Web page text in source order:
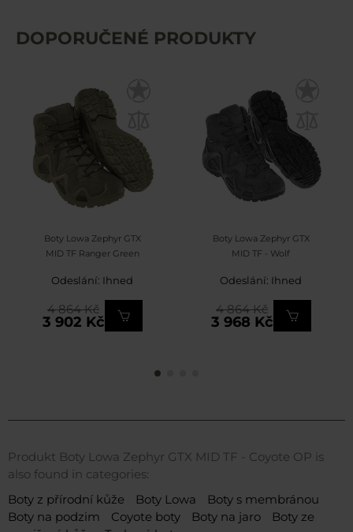
DOPORUČENÉ PRODUKTY
Boty Lowa Zephyr GTX
MID TF Ranger Green
Odeslání: Ihned
3 902 Kč
4 864 Kč
Boty Lowa Zephyr GTX
MID TF - Wolf
Odeslání: Ihned
3 968 Kč
4 864 Kč
Produkt Boty Lowa Zephyr GTX MID TF - Coyote OP is
also found in categories:
Boty z přírodní kůže
Boty Lowa
Boty s membránou
Boty na podzim
Coyote boty Boty na jaro
Boty ze